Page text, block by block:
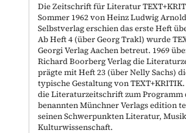
Die Zeitschrift für Literatur
Sommer 1962 von Heinz Ludwig
Selbstverlag erschien das erste Heft
Ab Heft 4 (über Georg Trakl) wurde
Georgi Verlag Aachen betreut. 1969
Richard Boorberg Verlag die
prägte mit Heft 23 (über Nelly Sachs)
typische Gestaltung von
die Literaturzeitschrift zum Programm
benannten Münchner Verlags edition
seinen Schwerpunkten Literatur,
Kulturwissenschaft.